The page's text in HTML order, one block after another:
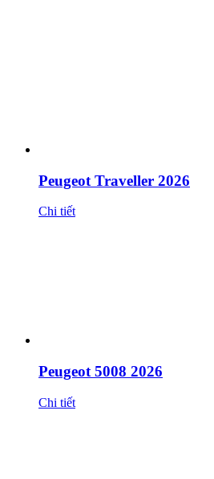
Peugeot Traveller 2026
Chi tiết
Peugeot 5008 2026
Chi tiết